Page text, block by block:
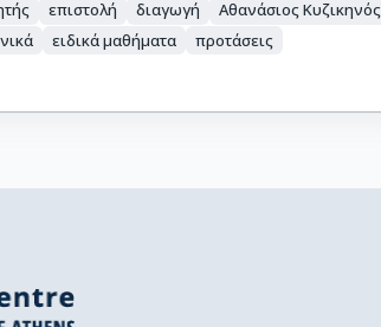
επιστολή διαγωγή Αθανάσιος Κυζικηνός
ειδικά μαθήματα προτάσεις